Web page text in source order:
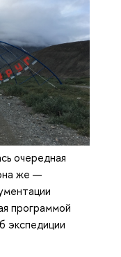
очередная
же —
программой
экспедиции